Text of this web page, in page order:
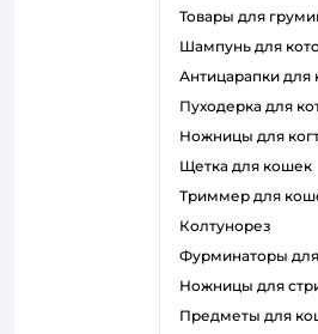
товары для
шампунь для
антицарапки
пуходерка для
ножницы для
щетка для кошек
триммер для
колтунорез
фурминаторы
ножницы для
предметы для